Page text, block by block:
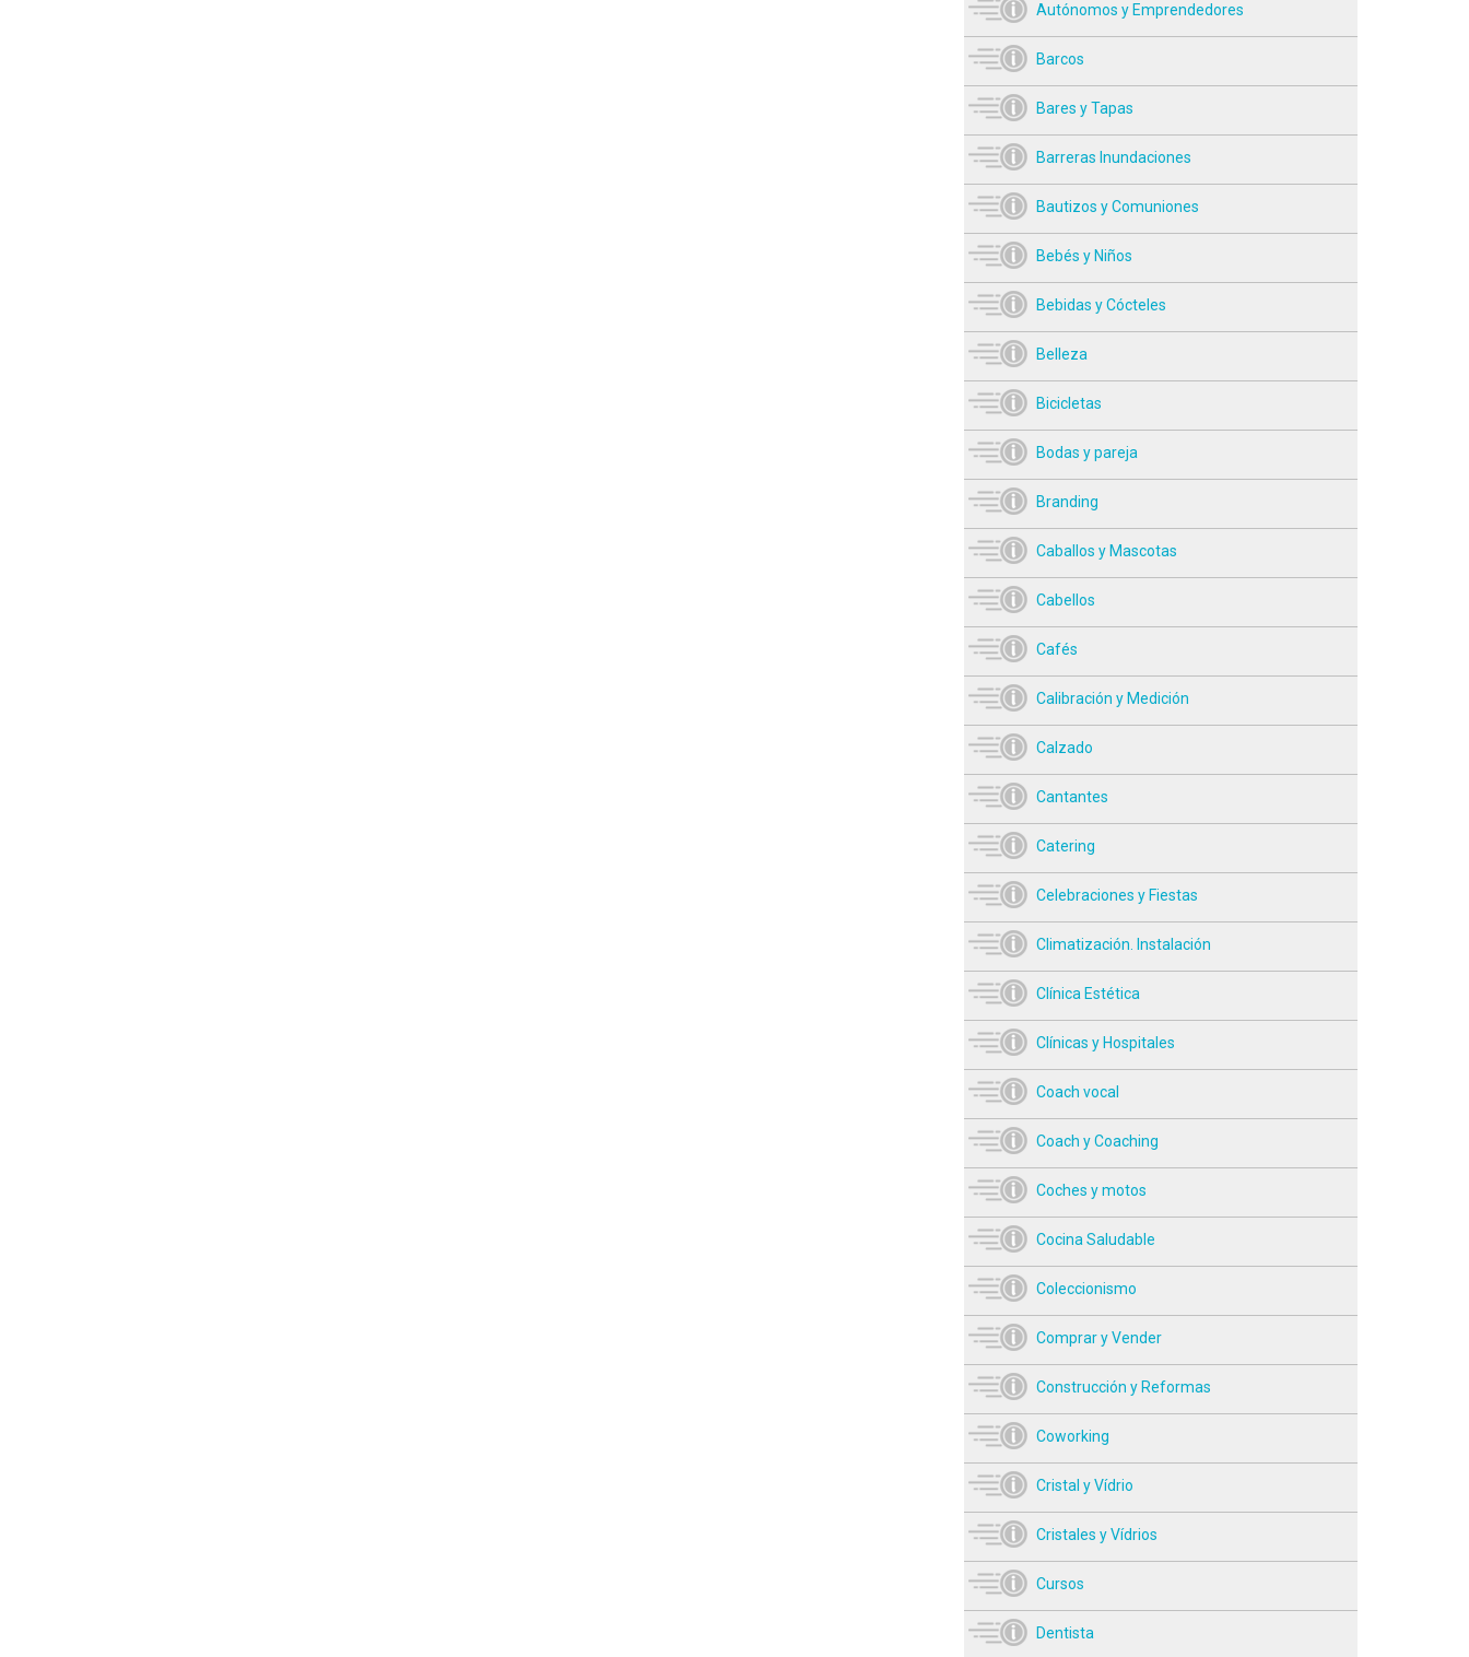
Autónomos y Emprendedores
Barcos
Bares y Tapas
Barreras Inundaciones
Bautizos y Comuniones
Bebés y Niños
Bebidas y Cócteles
Belleza
Bicicletas
Bodas y pareja
Branding
Caballos y Mascotas
Cabellos
Cafés
Calibración y Medición
Calzado
Cantantes
Catering
Celebraciones y Fiestas
Climatización. Instalación
Clínica Estética
Clínicas y Hospitales
Coach vocal
Coach y Coaching
Coches y motos
Cocina Saludable
Coleccionismo
Comprar y Vender
Construcción y Reformas
Coworking
Cristal y Vídrio
Cristales y Vídrios
Cursos
Dentista